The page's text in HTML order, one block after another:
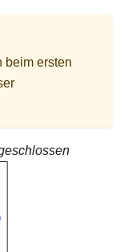
beim ersten